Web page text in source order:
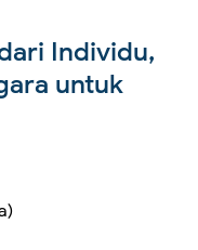
Individu,
untuk